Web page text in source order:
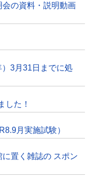
の資料・説明動画
3月31日までに処
した！
月実施試験）
置く雑誌の スポン